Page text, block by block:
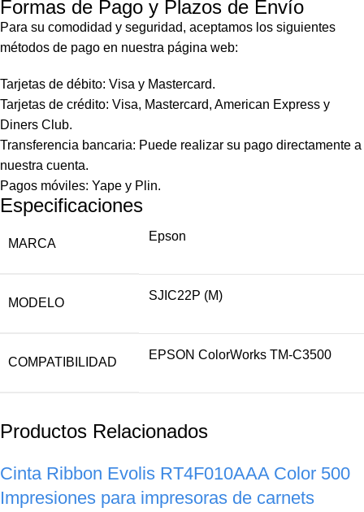
Formas de Pago y Plazos de Envío
Para su comodidad y seguridad, aceptamos los siguientes
métodos de pago en nuestra página web:
Tarjetas de débito: Visa y Mastercard.
Tarjetas de crédito: Visa, Mastercard, American Express y
Diners Club.
Transferencia bancaria: Puede realizar su pago directamente a
nuestra cuenta.
Pagos móviles: Yape y Plin.
Especificaciones
MARCA
Epson
MODELO
SJIC22P (M)
COMPATIBILIDAD
EPSON ColorWorks TM-C3500
Productos Relacionados
Cinta Ribbon Evolis RT4F010AAA Color 500
Impresiones para impresoras de carnets